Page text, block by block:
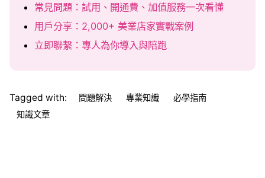
常見問題：試用、開通費、加值服務一次看懂
用戶分享：2,000+ 美業店家實戰案例
立即聯繫：專人為你導入與陪跑
Tagged with: 問題解決 專業知識
必學指南
知識文章